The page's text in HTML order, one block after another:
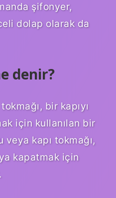
şifonyer,
dolap olarak da
denir?
bir kapıyı
için kullanılan bir
veya kapı tokmağı,
kapatmak için